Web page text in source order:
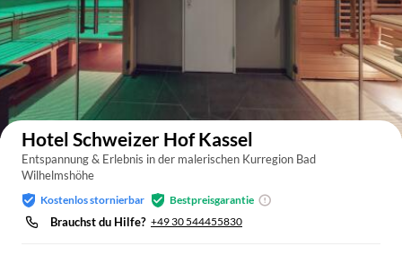
Auf der Karte anzeigen
Hotel Schweizer Hof Kassel
Entspannung & Erlebnis in der malerischen Kurregion Bad
Wilhelmshöhe
Kostenlos stornierbar Bestpreisgarantie
Brauchst du Hilfe? +49 30 544455830